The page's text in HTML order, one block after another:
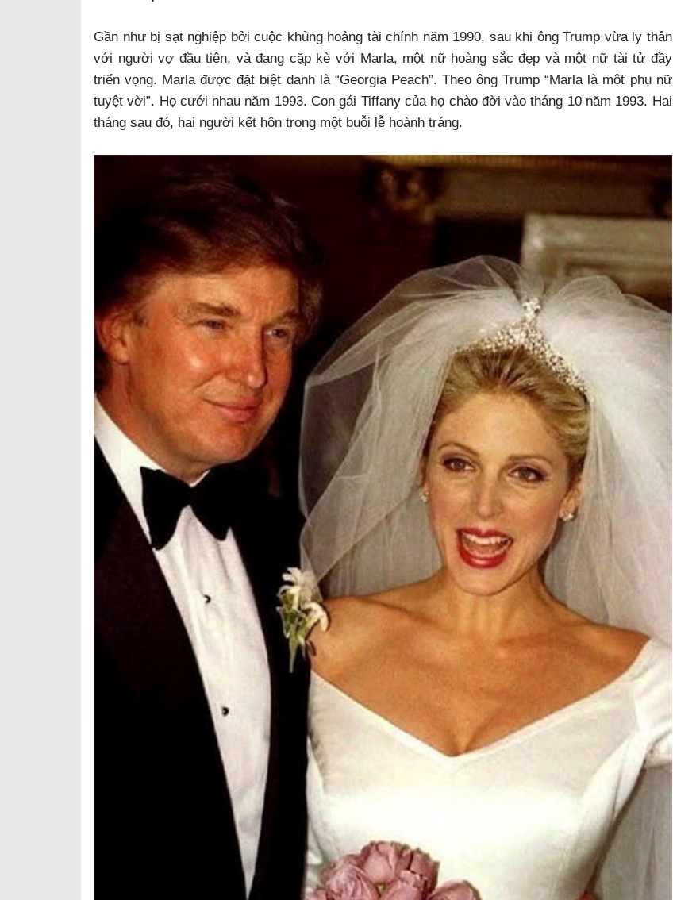
Gần như bị sạt nghiệp bởi cuộc khủng hoảng tài chính năm 1990, sau khi ông Trump vừa ly thân
với người vợ đầu tiên, và đang cặp kè với Marla, một nữ hoàng sắc đẹp và một nữ tài tử đầy
triển vọng. Marla được đặt biệt danh là “Georgia Peach”. Theo ông Trump “Marla là một phụ nữ
tuyệt vời”. Họ cưới nhau năm 1993. Con gái Tiffany của họ chào đời vào tháng 10 năm 1993. Hai
tháng sau đó, hai người kết hôn trong một buỗi lễ hoành tráng.